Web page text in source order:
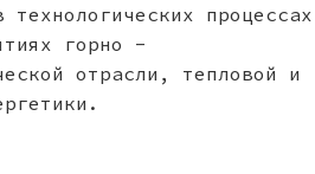
технологических процессах
горно -
отрасли, тепловой и